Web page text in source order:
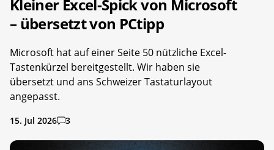
Kleiner Excel-Spick von Microsoft
– übersetzt von PCtipp
Microsoft hat auf einer Seite 50 nützliche Excel-
Tastenkürzel bereitgestellt. Wir haben sie
übersetzt und ans Schweizer Tastaturlayout
angepasst.
15. Jul 2026 3